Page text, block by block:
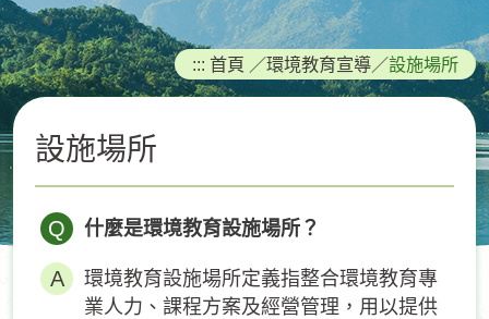
塊
::: 首頁 ／環境教育宣導／設施場所
設施場所
Q 什麼是環境教育設施場所？
環境教育設施場所定義指整合環境教育專
業人力、課程方案及經營管理，用以提供